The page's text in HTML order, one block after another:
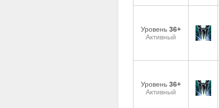
Уровень 36+
Активный
Уровень 36+
Активный